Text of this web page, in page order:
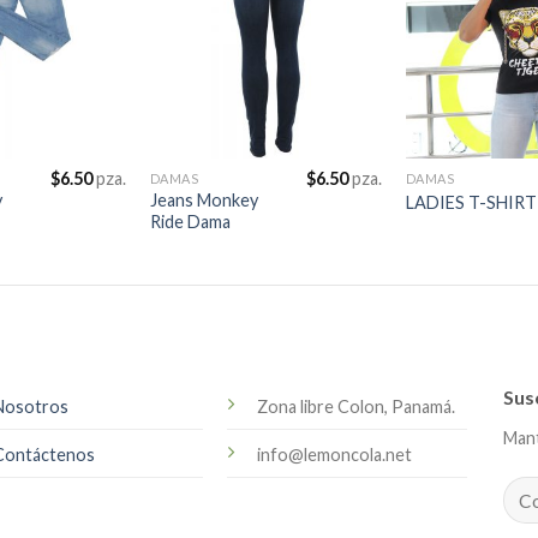
$6.50pza. DAMAS
Jeans Monkey
Ride Dama
$6.50pza. DAMAS
LADIES T-SHIRT
Zona libre Colon, Panamá.
info@lemoncola.net